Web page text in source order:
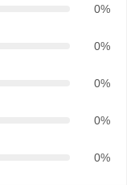
0%
0%
0%
0%
0%